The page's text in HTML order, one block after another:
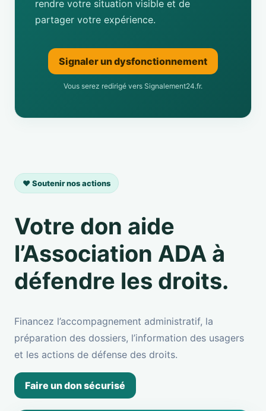
rendre votre situation visible et de
partager votre expérience.
Signaler un dysfonctionnement
Vous serez redirigé vers Signalement24.fr.
❤️ Soutenir nos actions
Votre don aide
l’Association ADA à
défendre les droits.
Financez l’accompagnement administratif, la
préparation des dossiers, l’information des usagers
et les actions de défense des droits.
Faire un don sécurisé